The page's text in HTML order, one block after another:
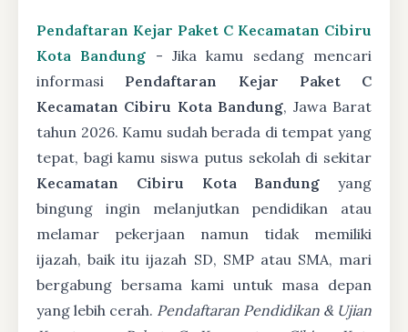
Pendaftaran Kejar Paket C Kecamatan Cibiru
Kota Bandung - Jika kamu sedang mencari
informasi Pendaftaran Kejar Paket C
Kecamatan Cibiru Kota Bandung, Jawa Barat
tahun 2026. Kamu sudah berada di tempat yang
tepat, bagi kamu siswa putus sekolah di sekitar
Kecamatan Cibiru Kota Bandung yang
bingung ingin melanjutkan pendidikan atau
melamar pekerjaan namun tidak memiliki
ijazah, baik itu ijazah SD, SMP atau SMA, mari
bergabung bersama kami untuk masa depan
yang lebih cerah. Pendaftaran Pendidikan & Ujian